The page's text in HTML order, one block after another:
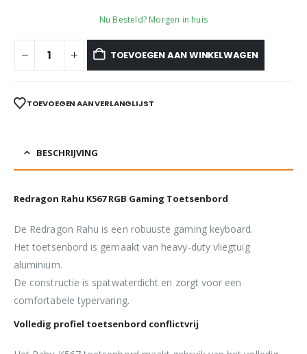
Nu Besteld? Morgen in huis
TOEVOEGEN AAN WINKELWAGEN
TOEVOEGEN AAN VERLANGLIJST
BESCHRIJVING
Redragon Rahu K567 RGB Gaming Toetsenbord
De Redragon Rahu is een robuuste gaming keyboard.
Het toetsenbord is gemaakt van heavy-duty vliegtuig
aluminium.
De constructie is spatwaterdicht en zorgt voor een
comfortabele typervaring.
Volledig profiel toetsenbord conflictvrij